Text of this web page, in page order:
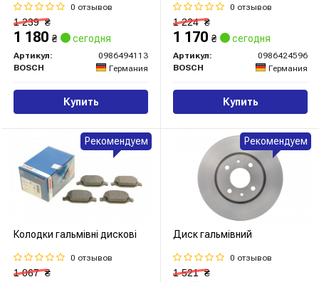
0 отзывов
1 239₴
1 180 ₴ сегодня
Артикул:
0986494113
BOSCH
Германия
Купить
0 отзывов
1 224₴
1 170 ₴ сегодня
Артикул:
0986424596
BOSCH
Германия
Купить
Колодки гальмівні дискові
0 отзывов
1 067₴
Рекомендуем
Диск гальмівний
0 отзывов
1 521₴
Рекомендуем